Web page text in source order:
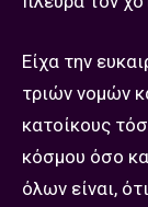
Είχα την
τριών νομών
κατοίκους
κόσμου όσο
όλων είναι,